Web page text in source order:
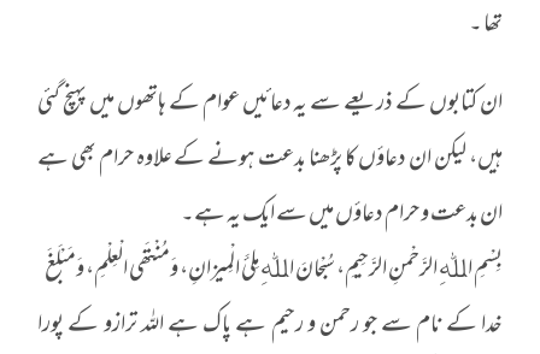
تھا ۔
ان کتابوں کے ذریعے سے یہ دعائیں عوام کے ہاتھوں میں پہنچ گئی
ہیں، لیکن ان دعاؤں کا پڑھنا بدعت ہونے کے علاوہ حرام بھی ہے
ان بدعت و حرام دعاؤں میں سے ایک یہ ہے۔
بِسْمِ اﷲِ الرَّحْمنِ الرَّحِیمِ، سُبْحانَ اﷲِ مِلئَ الْمِیزانِ، وَمُنْتَھَی الْعِلْمِ، وَمَبْلَغَ
خدا کے نام سے جو رحمن و رحیم ہے پاک ہے اللہ ترازو کے پورا